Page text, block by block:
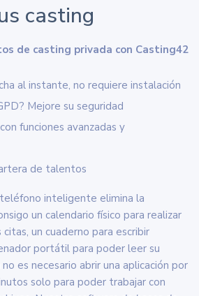
casting
de casting privada con Casting42
al instante, no requiere instalación
Mejore su seguridad
funciones avanzadas y
de talentos
inteligente elimina la
un calendario físico para realizar
un cuaderno para escribir
portátil para poder leer su
es necesario abrir una aplicación por
solo para poder trabajar con